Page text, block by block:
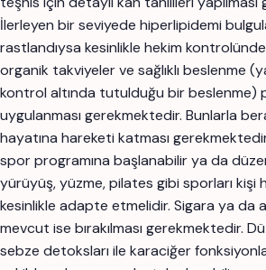
İlerleyen bir seviyede hiperlipidemi
rastlandıysa kesinlikle hekim
organik takviyeler ve sağlıklı beslenme
kontrol altında tutulduğu bir beslenme)
uygulanması gerekmektedir. Bunlarla
hayatına hareketi katması
spor programına başlanabilir ya da
yürüyüş, yüzme, pilates gibi sporları kişi
kesinlikle adapte etmelidir. Sigara ya da
mevcut ise bırakılması gerekmektedir.
sebze detoksları ile karaciğer